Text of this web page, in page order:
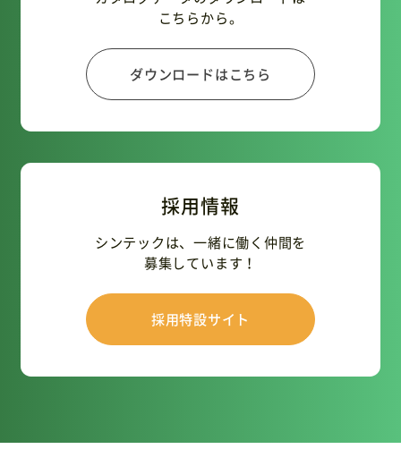
こちらから。
ダウンロードはこちら
採用情報
シンテックは、一緒に働く仲間を
募集しています！
採用特設サイト